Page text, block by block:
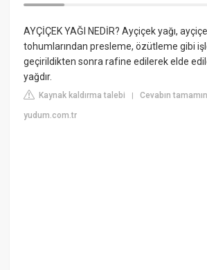
AYÇİÇEK YAĞI NEDİR? Ayçiçek yağı,
tohumlarından presleme, özütleme gibi
geçirildikten sonra rafine edilerek elde
yağdır.
Kaynak kaldırma talebi |Cevabın
yudum.com.tr